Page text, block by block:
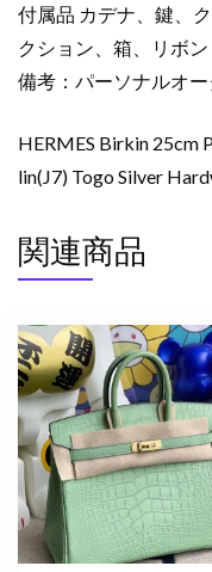
付属品 カデナ、鍵、
クション、箱、リボン
備考：パーソナルオ
HERMES Birkin 25cm
lin(J7) Togo Silver
関連商品